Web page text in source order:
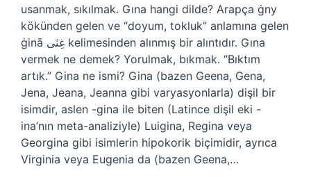
usanmak, sıkılmak. Gına hangi dilde? Arapça ġny
kökünden gelen ve “doyum, tokluk” anlamına gelen
ġinā غِنَى kelimesinden alınmış bir alıntıdır. Gına
vermek ne demek? Yorulmak, bıkmak. “Bıktım
artık.” Gina ne ismi? Gina (bazen Geena, Gena,
Jena, Jeana, Jeanna gibi varyasyonlarla) dişil bir
isimdir, aslen -gina ile biten (Latince dişil eki -
ina’nın meta-analiziyle) Luigina, Regina veya
Georgina gibi isimlerin hipokorik biçimidir, ayrıca
Virginia veya Eugenia da (bazen Geena,…